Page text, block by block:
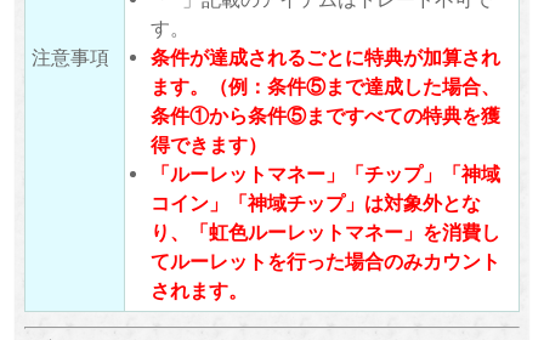
注意事項
す。
条件が達成されるごとに特典が加算され
ます。（例：条件⑤まで達成した場合、
条件①から条件⑤まですべての特典を獲
得できます）
「ルーレットマネー」「チップ」「神域
コイン」「神域チップ」は対象外とな
り、「虹色ルーレットマネー」を消費し
てルーレットを行った場合のみカウント
されます。